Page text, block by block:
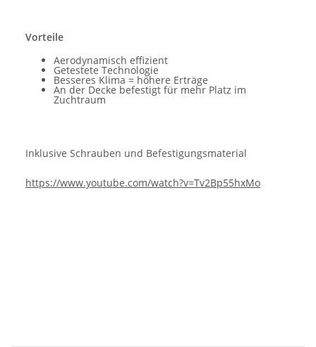
Vorteile
Aerodynamisch effizient
Getestete Technologie
Besseres Klima = höhere Erträge
An der Decke befestigt für mehr Platz im
Zuchtraum
Inklusive Schrauben und Befestigungsmaterial
https://www.youtube.com/watch?v=Tv2Bp55hxMo